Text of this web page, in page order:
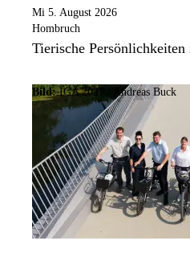
Mi 5. August 2026
Hombruch
Tierische
Bild: IGA 2027 / Andreas Buck